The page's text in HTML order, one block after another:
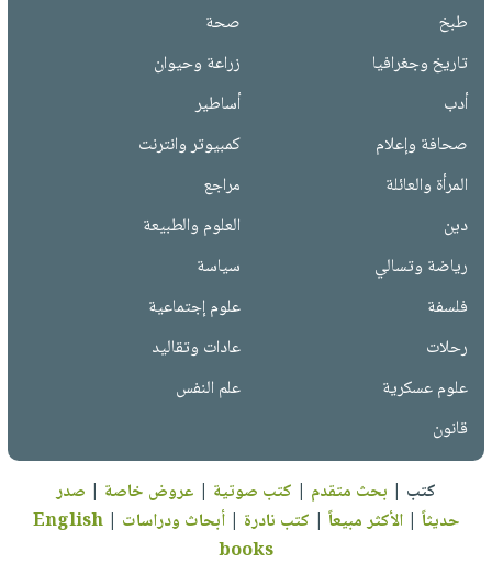
طبخ
صحة
تاريخ وجغرافيا
زراعة وحيوان
أدب
أساطير
صحافة وإعلام
كمبيوتر وانترنت
المرأة والعائلة
مراجع
دين
العلوم والطبيعة
رياضة وتسالي
سياسة
فلسفة
علوم إجتماعية
رحلات
عادات وتقاليد
علوم عسكرية
علم النفس
قانون
كتب | بحث متقدم | كتب صوتية | عروض خاصة | صدر
حديثاً |الأكثر مبيعاً | كتب نادرة |أبحاث ودراسات |
English
books